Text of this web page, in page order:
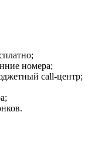
номера;
call-центр;